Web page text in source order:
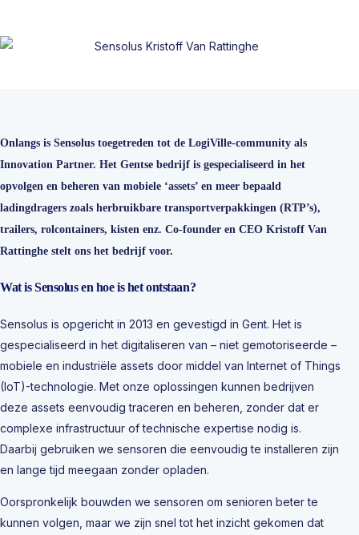
Onlangs is Sensolus toegetreden tot de LogiVille-community als
Innovation Partner. Het Gentse bedrijf is gespecialiseerd in het
opvolgen en beheren van mobiele ‘assets’ en meer bepaald
ladingdragers zoals herbruikbare transportverpakkingen (RTP’s),
trailers, rolcontainers, kisten enz. Co-founder en CEO Kristoff Van
Rattinghe stelt ons het bedrijf voor.
Wat is Sensolus en hoe is het ontstaan?
Sensolus is opgericht in 2013 en gevestigd in Gent. Het is
gespecialiseerd in het digitaliseren van – niet gemotoriseerde –
mobiele en industriële assets door middel van Internet of Things
(IoT)-technologie. Met onze oplossingen kunnen bedrijven
deze assets eenvoudig traceren en beheren, zonder dat er
complexe infrastructuur of technische expertise nodig is.
Daarbij gebruiken we sensoren die eenvoudig te installeren zijn
en lange tijd meegaan zonder opladen.
Oorspronkelijk bouwden we sensoren om senioren beter te
kunnen volgen, maar we zijn snel tot het inzicht gekomen dat